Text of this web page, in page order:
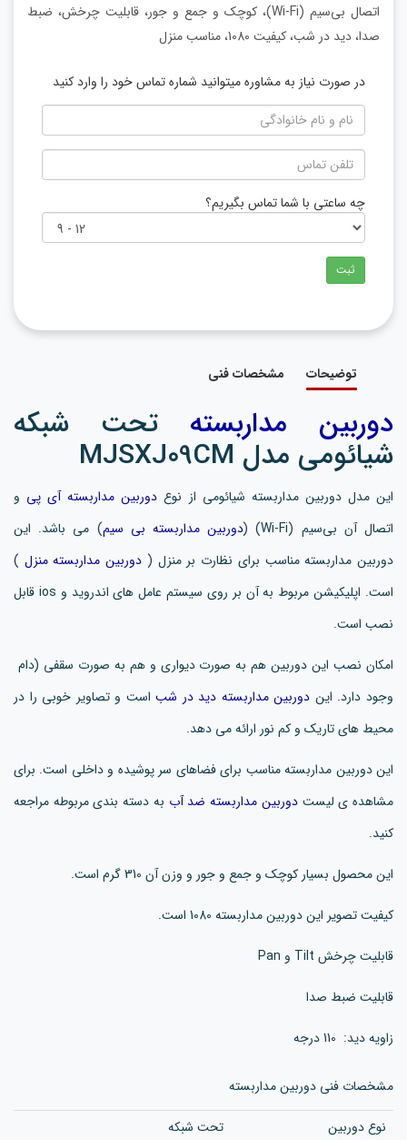
اتصال بی‌سیم (Wi-Fi)، کوچک و جمع و جور، قابلیت چرخش، ضبط
صدا، دید در شب، کیفیت 1080، مناسب منزل
در صورت نیاز به مشاوره میتوانید شماره تماس خود را وارد کنید
چه ساعتی با شما تماس بگیریم؟
ثبت
توضیحات مشخصات فنی
دوربین مداربسته تحت شبکه
شیائومی مدل MJSXJ09CM
این مدل دوربین مداربسته شیائومی از نوع دوربین مداربسته آی پی و
اتصال آن بی‌سیم (Wi-Fi) (
دوربین مداربسته بی سیم) می باشد. این
دوربین مداربسته مناسب برای نظارت بر منزل ( دوربین مداربسته منزل )
است. اپلیکیشن مربوط به آن بر روی سیستم عامل های اندروید و ios قابل
نصب است.
امکان نصب این دوربین هم به صورت دیواری و هم به صورت سقفی (دام
وجود دارد. این دوربین مداربسته دید در شباست و تصاویر خوبی را در
محیط های تاریک و کم نور ارائه می دهد.
این دوربین مداربسته مناسب برای فضاهای سر پوشیده و داخلی است. برای
مشاهده ی لیستدوربین مداربسته ضد آب به دسته بندی مربوطه مراجعه
کنید.
این محصول بسیار کوچک و جمع و جور و وزن آن 310 گرم است.
کیفیت تصویر این دوربین مداربسته 1080 است.
قابلیت چرخش Tilt و Pan
قابلیت ضبط صدا
زاویه دید: 110 درجه
مشخصات فنی دوربین مداربسته
نوع دوربین
تحت شبکه